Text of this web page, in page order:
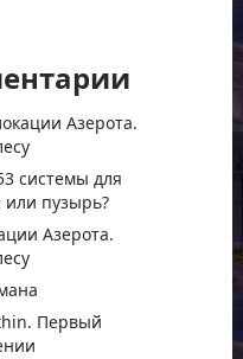
Азерота.
системы для
пузырь?
Азерота.
Первый